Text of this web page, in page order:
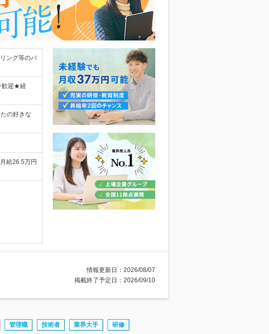
ング等のバ
歓迎★経
の好きな
給26.5万円
情報更新日：2026/08/07
掲載終了予定日：2026/09/10
管理職 技術者 業界大手 研修